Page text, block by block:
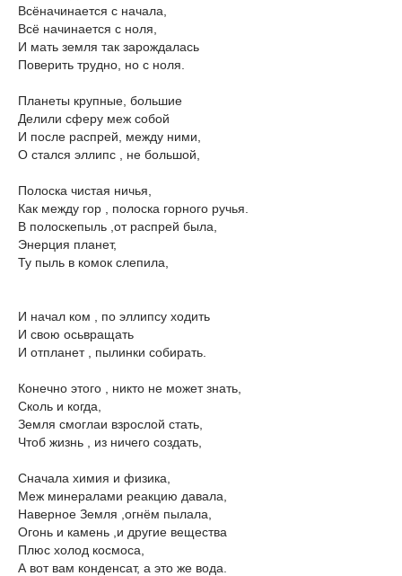
Всёначинается с начала,
Всё начинается с ноля,
И мать земля так зарождалась
Поверить трудно, но с ноля.
Планеты крупные, большие
Делили сферу меж собой
И после распрей, между ними,
О стался эллипс , не большой,
Полоска чистая ничья,
Как между гор , полоска горного ручья.
В полоскепыль ,от распрей была,
Энерция планет,
Ту пыль в комок слепила,
И начал ком , по эллипсу ходить
И свою осьвращать
И отпланет , пылинки собирать.
Конечно этого , никто не может знать,
Сколь и когда,
Земля смоглаи взрослой стать,
Чтоб жизнь , из ничего создать,
Сначала химия и физика,
Меж минералами реакцию давала,
Наверное Земля ,огнём пылала,
Огонь и камень ,и другие вещества
Плюс холод космоса,
А вот вам конденсат, а это же вода.